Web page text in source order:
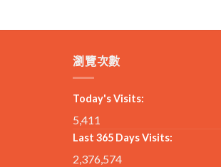
瀏覽次數
Today's Visits:
5,411
Last 365 Days Visits:
2,376,574